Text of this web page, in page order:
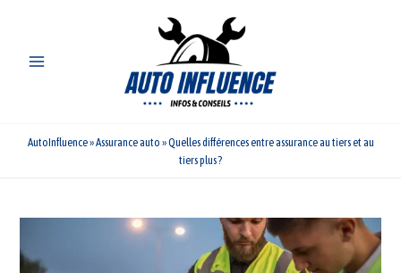
AutoInfluence»Assurance auto »Quelles différences entre assurance au tiers et au
tiers plus ?